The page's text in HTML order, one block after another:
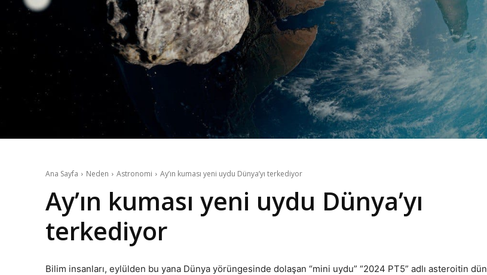
Ana Sayfa Neden Astronomi Ay’ın kuması yeni uydu Dünya’yı terkediyor
Ay’ın kuması yeni uydu Dünya’yı
terkediyor
Bilim insanları, eylülden bu yana Dünya yörüngesinde dolaşan “mini uydu” “2024 PT5” adlı asteroitin dün